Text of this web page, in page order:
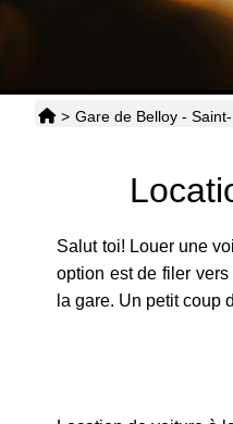
> Gare de Belloy -
Salut toi! Louer une
option est de filer
la gare. Un petit coup